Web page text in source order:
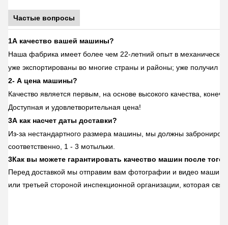
Частые вопросы
1А качество вашей машины?
Наша фабрика имеет более чем 22-летний опыт в
уже экспортированы во многие страны и районы; уже получил
2- А цена машины?
Качество является первым, на основе высокого качества,
Доступная и удовлетворительная цена!
3А как насчет даты доставки?
Из-за нестандартного размера машины, мы должны
соответственно, 1 - 3 мотыльки.
3Как вы можете гарантировать качество машин после
Перед доставкой мы отправим вам фотографии и видео машин,
или третьей стороной инспекционной организации, которая